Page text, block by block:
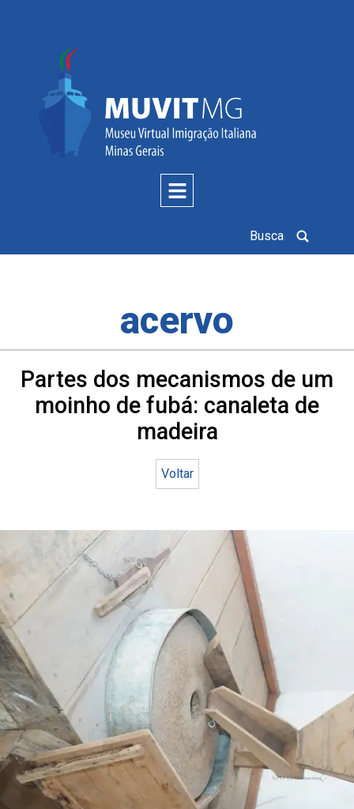
Busca
acervo
Partes dos mecanismos de um
moinho de fubá: canaleta de
madeira
Voltar